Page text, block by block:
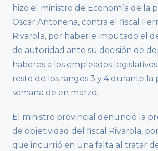
hizo el ministro de Economía de la
Oscar Antonena, contra el fiscal
Rivarola, por haberle imputado el
de autoridad ante su decisión de
haberes a los empleados
resto de los rangos 3 y 4 durante la
semana de en marzo.
El ministro provincial denunció la
de objetividad del fiscal Rivarola,
que incurrió en una falta al tratar